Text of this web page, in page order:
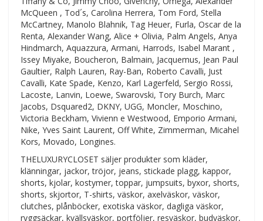
McQueen , Tod´s, Carolina Herrera, Tom Ford, Stella
McCartney, Manolo Blahnik, Tag Heuer, Furla, Oscar de la
Renta, Alexander Wang, Alice + Olivia, Palm Angels, Anya
Hindmarch, Aquazzura, Armani, Harrods, Isabel Marant ,
Issey Miyake, Boucheron, Balmain, Jacquemus, Jean Paul
Gaultier, Ralph Lauren, Ray-Ban, Roberto Cavalli, Just
Cavalli, Kate Spade, Kenzo, Karl Lagerfeld, Sergio Rossi,
Lacoste, Lanvin, Loewe, Swarovski, Tory Burch, Marc
Jacobs, Dsquared2, DKNY, UGG, Moncler, Moschino,
Victoria Beckham, Vivienn e Westwood, Emporio Armani,
Nike, Yves Saint Laurent, Off White, Zimmerman, Micahel
Kors, Movado, Longines.
THELUXURYCLOSET säljer produkter som kläder,
klänningar, jackor, tröjor, jeans, stickade plagg, kappor,
shorts, kjolar, kostymer, toppar, jumpsuits, byxor, shorts,
shorts, skjortor, T-shirts, väskor, axelväskor, väskor,
clutches, plånböcker, exotiska väskor, dagliga väskor,
ryggsäckar, kvällsväskor, portföljer, resväskor, budväskor,